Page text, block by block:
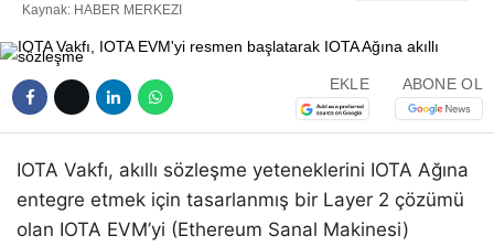
Kaynak: HABER MERKEZI
EKLE ABONE OL
IOTA Vakfı, akıllı sözleşme yeteneklerini IOTA Ağına
entegre etmek için tasarlanmış bir Layer 2 çözümü
olan IOTA EVM’yi (Ethereum Sanal Makinesi)